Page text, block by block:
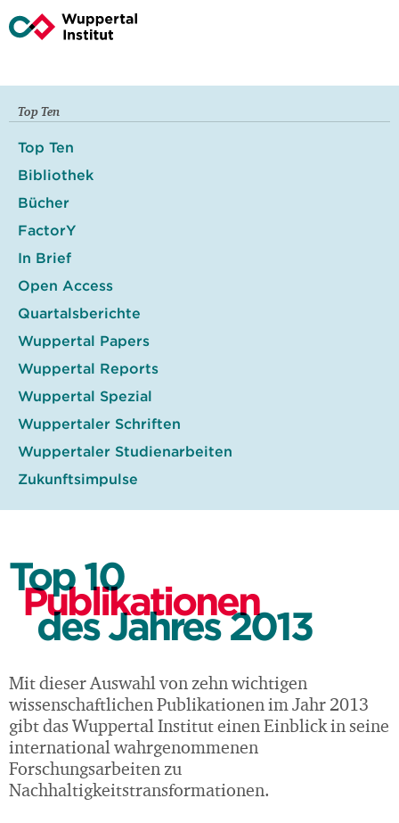
Top Ten
Top Ten
Bibliothek
Bücher
FactorY
In Brief
Open Access
Quartalsberichte
Wuppertal Papers
Wuppertal Reports
Wuppertal Spezial
Wuppertaler Schriften
Wuppertaler Studienarbeiten
Zukunftsimpulse
Top 10
Publikationen
des Jahres 2013
Mit dieser Auswahl von zehn wichtigen
wissenschaftlichen Publikationen im Jahr 2013
gibt das Wuppertal Institut einen Einblick in seine
international wahrgenommenen
Forschungsarbeiten zu
Nachhaltigkeitstransformationen.